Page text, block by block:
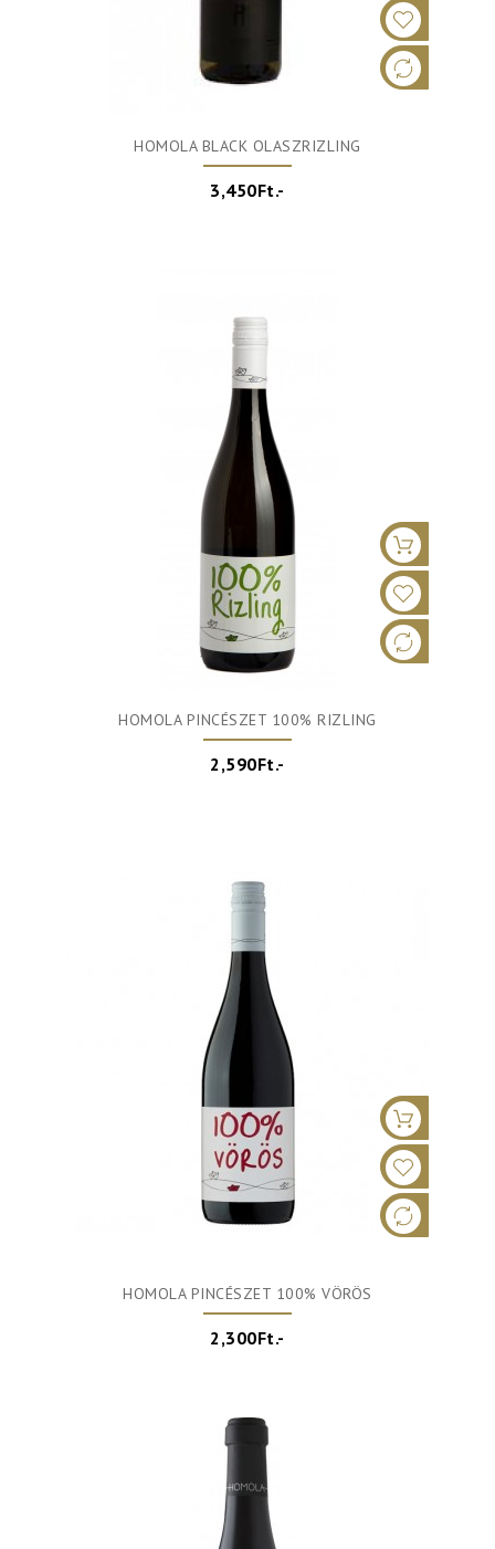
HOMOLA BLACK OLASZRIZLING
3,450Ft.-
HOMOLA PINCÉSZET 100% RIZLING
2,590Ft.-
HOMOLA PINCÉSZET 100% VÖRÖS
2,300Ft.-